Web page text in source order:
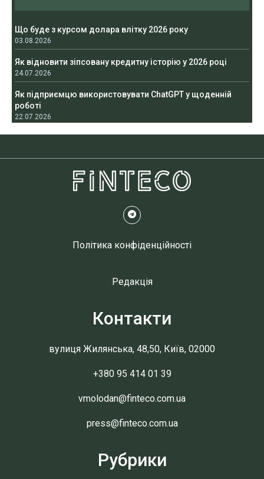
Що буде з курсом долара влітку 2026 року
03.08.2026
Як відновити зіпсовану кредитну історію у 2026 році
24.07.2026
Як підприємцю використовувати ChatGPT у щоденній
роботі
22.07.2026
Політика конфіденційності
Редакція
Контакти
вулиця Жилянська, 48,50, Київ, 02000
+380 95 414 01 39
vmolodan@finteco.com.ua
press@finteco.com.ua
Рубрики